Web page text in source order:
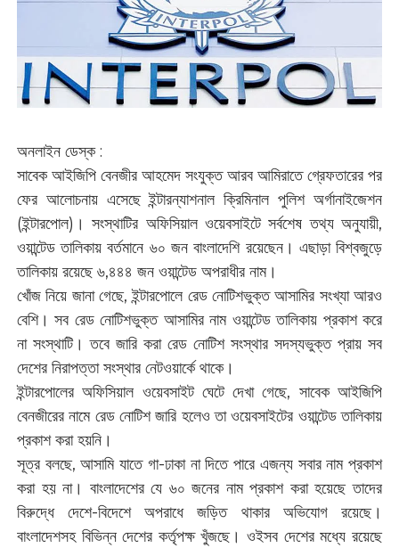
অনলাইন ডেস্ক :
সাবেক আইজিপি বেনজীর আহমেদ সংযুক্ত আরব আমিরাতে গ্রেফতারের পর
ফের আলোচনায় এসেছে ইন্টারন্যাশনাল ক্রিমিনাল পুলিশ অর্গানাইজেশন
(ইন্টারপোল)। সংস্থাটির অফিসিয়াল ওয়েবসাইটে সর্বশেষ তথ্য অনুযায়ী,
ওয়ান্টেড তালিকায় বর্তমানে ৬০ জন বাংলাদেশি রয়েছেন। এছাড়া বিশ্বজুড়ে
তালিকায় রয়েছে ৬,৪৪৪ জন ওয়ান্টেড অপরাধীর নাম।
খোঁজ নিয়ে জানা গেছে, ইন্টারপোলে রেড নোটিশভুক্ত আসামির সংখ্যা আরও
বেশি। সব রেড নোটিশভুক্ত আসামির নাম ওয়ান্টেড তালিকায় প্রকাশ করে
না সংস্থাটি। তবে জারি করা রেড নোটিশ সংস্থার সদস্যভুক্ত প্রায় সব
দেশের নিরাপত্তা সংস্থার নেটওয়ার্কে থাকে।
ইন্টারপোলের অফিসিয়াল ওয়েবসাইট ঘেটে দেখা গেছে, সাবেক আইজিপি
বেনজীরের নামে রেড নোটিশ জারি হলেও তা ওয়েবসাইটের ওয়ান্টেড তালিকায়
প্রকাশ করা হয়নি।
সূত্র বলছে, আসামি যাতে গা-ঢাকা না দিতে পারে এজন্য সবার নাম প্রকাশ
করা হয় না। বাংলাদেশের যে ৬০ জনের নাম প্রকাশ করা হয়েছে তাদের
বিরুদ্ধে দেশে-বিদেশে অপরাধে জড়িত থাকার অভিযোগ রয়েছে।
বাংলাদেশসহ বিভিন্ন দেশের কর্তৃপক্ষ খুঁজছে। ওইসব দেশের মধ্যে রয়েছে